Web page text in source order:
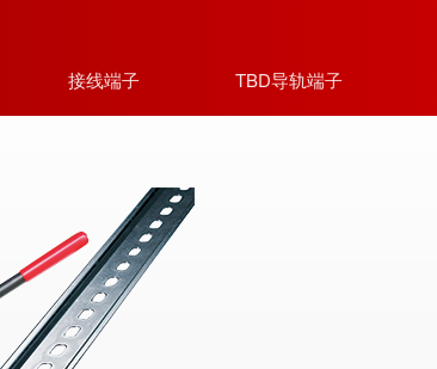
接线端子 TBD导轨端子